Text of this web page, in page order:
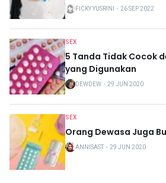
FICKY YUSRINI ・ 26 SEP 2022
SEX
5 Tanda Tidak Cocok
yang Digunakan
DEWDEW ・ 29 JUN 2020
SEX
Orang Dewasa Juga
ANNISAST ・ 29 JUN 2020